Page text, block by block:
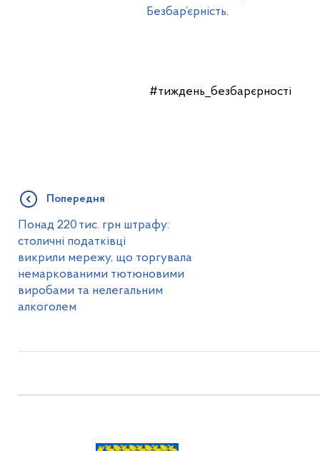
Безбар’єрність.
#тиждень_безбарєрності
Попередня
Понад 220 тис. грн штрафу:
столичні податківці
викрили мережу, що торгувала
немаркованими тютюновими
виробами та нелегальним
алкоголем